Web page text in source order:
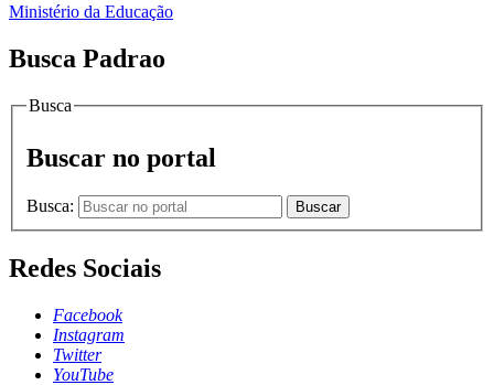
Ministério da Educação
Busca Padrao
Busca
Buscar no portal
Busca: Buscar
Redes Sociais
Facebook
Instagram
Twitter
YouTube